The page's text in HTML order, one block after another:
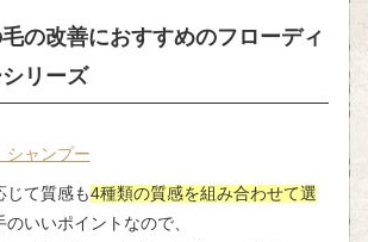
の改善におすすめのフローディ
リーズ
ャンプー
じて質感も4種類の質感を組み合わせて選
いいポイントなので、